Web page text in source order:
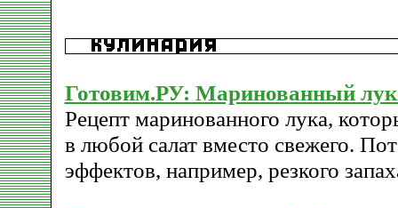
Готовим.РУ: Маринованный лук
Рецепт маринованного лука,
в любой салат вместо свежего.
эффектов, например, резкого